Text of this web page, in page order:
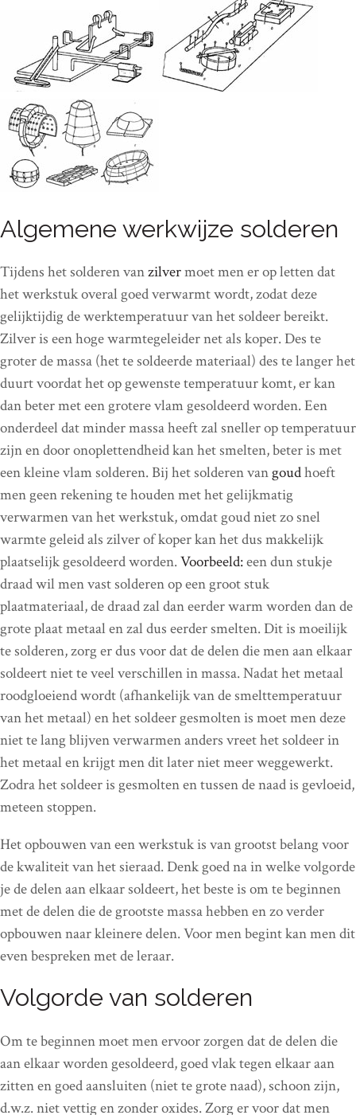
Algemene werkwijze solderen
Tijdens het solderen vanzilvermoet men er op letten dat
het werkstuk overal goed verwarmt wordt, zodat deze
gelijktijdig de werktemperatuur van het soldeer bereikt.
Zilver is een hoge warmtegeleider net als koper. Des te
groter de massa (het te soldeerde materiaal) des te langer het
duurt voordat het op gewenste temperatuur komt, er kan
dan beter met een grotere vlam gesoldeerd worden. Een
onderdeel dat minder massa heeft zal sneller op temperatuur
zijn en door onoplettendheid kan het smelten, beter is met
een kleine vlam solderen. Bij het solderen vangoudhoeft
men geen rekening te houden met het gelijkmatig
verwarmen van het werkstuk, omdat goud niet zo snel
warmte geleid als zilver of koper kan het dus makkelijk
plaatselijk gesoldeerd worden.Voorbeeld:een dun stukje
draad wil men vast solderen op een groot stuk
plaatmateriaal, de draad zal dan eerder warm worden dan de
grote plaat metaal en zal dus eerder smelten. Dit is moeilijk
te solderen, zorg er dus voor dat de delen die men aan elkaar
soldeert niet te veel verschillen in massa. Nadat het metaal
roodgloeiend wordt (afhankelijk van de smelttemperatuur
van het metaal) en het soldeer gesmolten is moet men deze
niet te lang blijven verwarmen anders vreet het soldeer in
het metaal en krijgt men dit later niet meer weggewerkt.
Zodra het soldeer is gesmolten en tussen de naad is gevloeid,
meteen stoppen.
Het opbouwen van een werkstuk is van grootst belang voor
de kwaliteit van het sieraad. Denk goed na in welke volgorde
je de delen aan elkaar soldeert, het beste is om te beginnen
met de delen die de grootste massa hebben en zo verder
opbouwen naar kleinere delen. Voor men begint kan men dit
even bespreken met de leraar.
Volgorde van solderen
Om te beginnen moet men ervoor zorgen dat de delen die
aan elkaar worden gesoldeerd, goed vlak tegen elkaar aan
zitten en goed aansluiten (niet te grote naad), schoon zijn,
d.w.z. niet vettig en zonder oxides. Zorg er voor dat men